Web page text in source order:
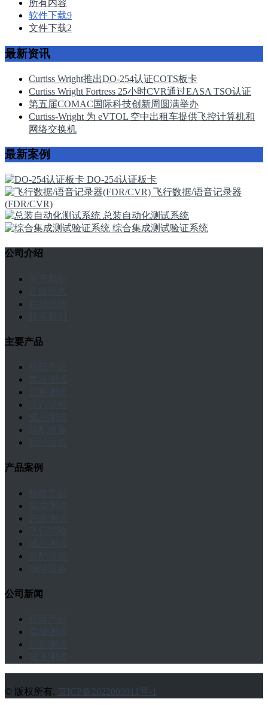
所有内容
软件下载9
文件下载2
最新资讯
Curtiss Wright推出DO-254认证COTS板卡
Curtiss Wright Fortress 25小时CVR通过EASA TSO认证
第五届COMAC国际科技创新周圆满举办
Curtiss-Wright 为 eVTOL 空中出租车提供飞控计算机和
网络交换机
最新案例
DO-254认证板卡
飞行数据/语音记录器
(FDR/CVR)
总装自动化测试系统
综合集成测试验证系统
公司介绍
主要产品
产品案例
公司新闻
© 版权所有. 京ICP备2022009911号-1